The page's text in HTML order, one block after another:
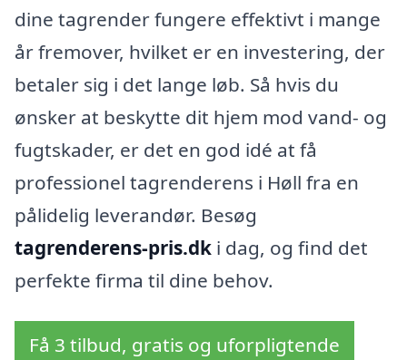
dine tagrender fungere effektivt i mange
år fremover, hvilket er en investering, der
betaler sig i det lange løb. Så hvis du
ønsker at beskytte dit hjem mod vand- og
fugtskader, er det en god idé at få
professionel tagrenderens i Høll fra en
pålidelig leverandør. Besøg
tagrenderens-pris.dk i dag, og find det
perfekte firma til dine behov.
Få 3 tilbud, gratis og uforpligtende